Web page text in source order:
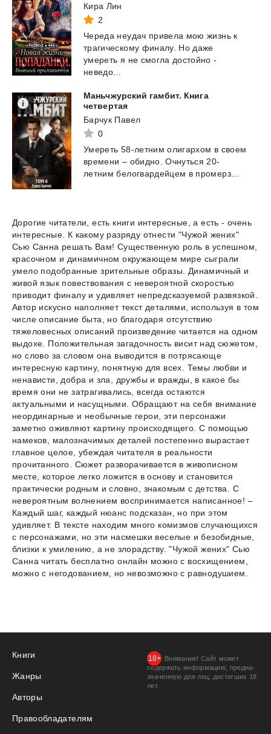
Кира Лин
2
Череда неудач привела мою жизнь к
трагическому финалу. Но даже
умереть я не смогла достойно -
неведо...
Маньчжурский гамбит. Книга
четвертая
Барчук Павел
0
Умереть 58-летним олигархом в своем
времени – обидно. Очнуться 20-
летним белогвардейцем в промерз...
Дорогие читатели, есть книги интересные, а есть - очень
интересные. К какому разряду отнести "Чужой жених"
Сью Санна решать Вам! Существенную роль в успешном,
красочном и динамичном окружающем мире сыграли
умело подобранные зрительные образы. Динамичный и
живой язык повествования с невероятной скоростью
приводит финалу и удивляет непредсказуемой развязкой.
Автор искусно наполняет текст деталями, используя в том
числе описание быта, но благодаря отсутствию
тяжеловесных описаний произведение читается на одном
выдохе. Положительная загадочность висит над сюжетом,
но слово за словом она выводится в потрясающе
интересную картину, понятную для всех. Темы любви и
ненависти, добра и зла, дружбы и вражды, в какое бы
время они не затрагивались, всегда остаются
актуальными и насущными. Обращают на себя внимание
неординарные и необычные герои, эти персонажи
заметно оживляют картину происходящего. С помощью
намеков, малозначимых деталей постепенно вырастает
главное целое, убеждая читателя в реальности
прочитанного. Сюжет разворачивается в живописном
месте, которое легко ложится в основу и становится
практически родным и словно, знакомым с детства. С
невероятным волнением воспринимается написанное! –
Каждый шаг, каждый нюанс подсказан, но при этом
удивляет. В тексте находим много комизмов случающихся
с персонажами, но эти насмешки веселые и безобидные,
близки к умилению, а не злорадству. "Чужой жених" Сью
Санна читать бесплатно онлайн можно с восхищением,
можно с негодованием, но невозможно с равнодушием.
Книги
Жанры
Авторы
Правообладателям
Внимание! Сайт может
содержать информацию, предна­
значенную для лиц, дости­гших 18
лет.